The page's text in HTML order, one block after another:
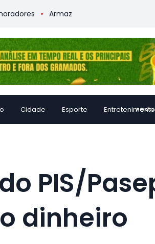
Armazém Multiverso inaugura Museu
Cidade Esporte Entretenimento
PIS/
dinheiro